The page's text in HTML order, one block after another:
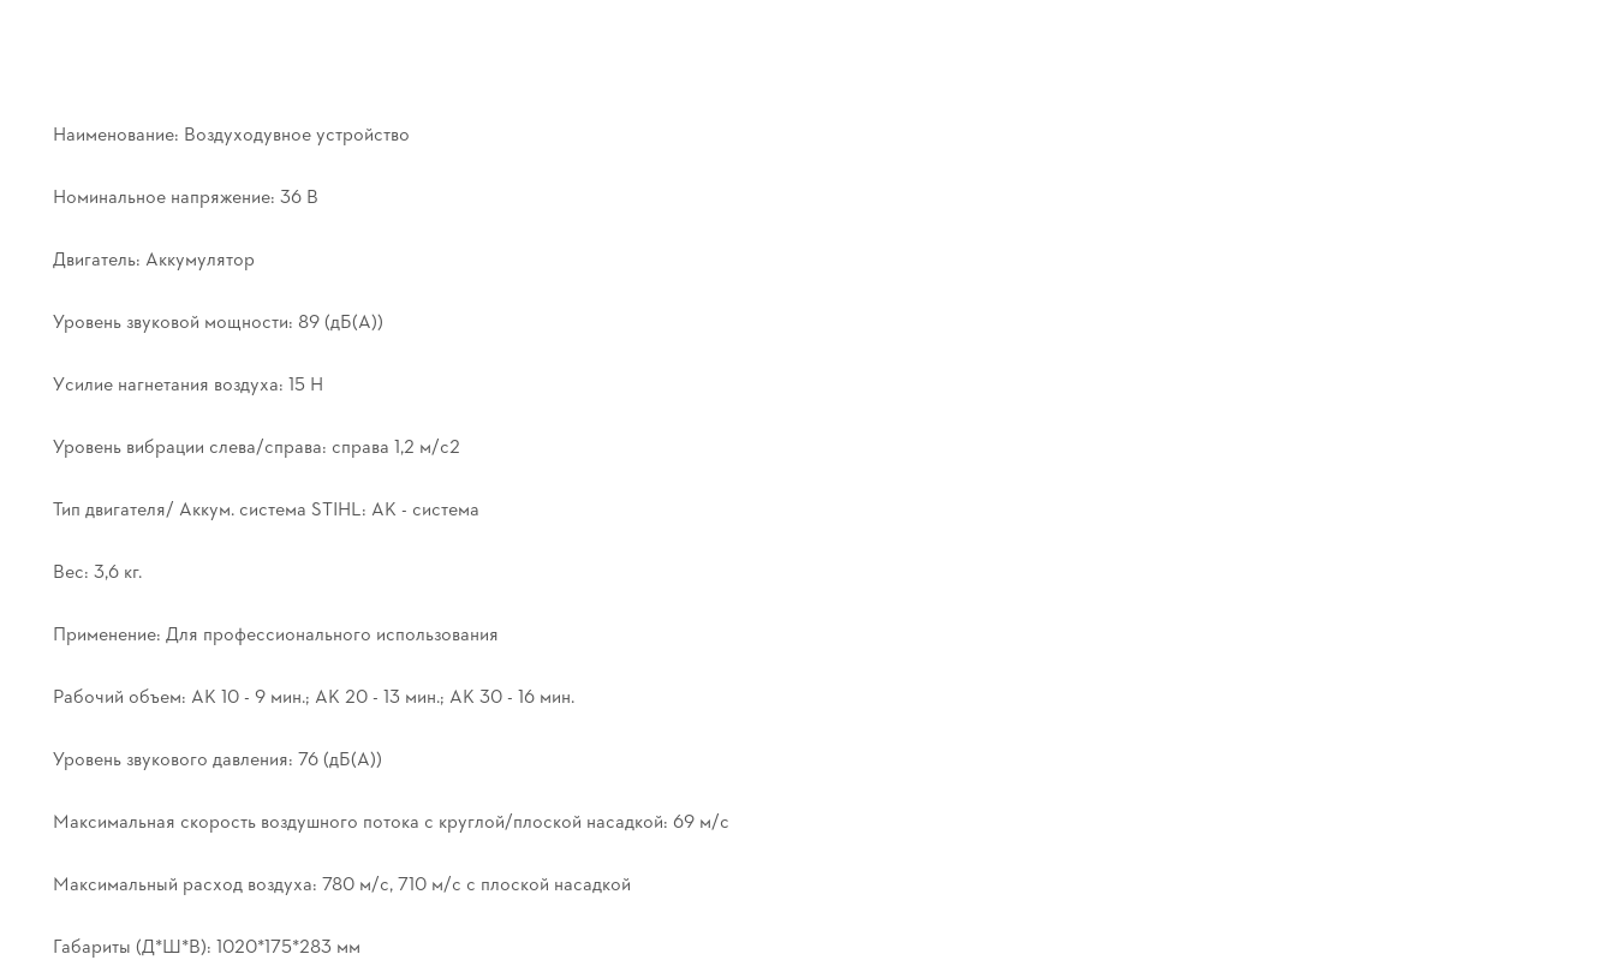
Наименование: Воздуходувное устройство
Номинальное напряжение: 36 В
Двигатель: Аккумулятор
Уровень звуковой мощности: 89 (дБ(А))
Усилие нагнетания воздуха: 15 Н
Уровень вибрации слева/справа: справа 1,2 м/с2
Тип двигателя/ Аккум. система STIHL: AK - система
Вес: 3,6 кг.
Применение: Для профессионального использования
Рабочий объем: AK 10 - 9 мин.; AK 20 - 13 мин.; AK 30 - 16 мин.
Уровень звукового давления: 76 (дБ(А))
Максимальная скорость воздушного потока с круглой/плоской насадкой: 69 м/с
Максимальный расход воздуха: 780 м/с, 710 м/с с плоской насадкой
Габариты (Д*Ш*В): 1020*175*283 мм